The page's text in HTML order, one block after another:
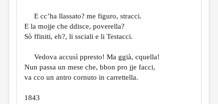
E cc’ha llassato? me figuro, stracci.
E la mojje che ddisce, poverella?
Sò ffiniti, eh?, li ssciali e li Testacci.
Vedova accusì ppresto! Ma ggià, cquella!
Nun passa un mese che, bbon pro jje facci,
va cco un antro cornuto in carrettella.
1843